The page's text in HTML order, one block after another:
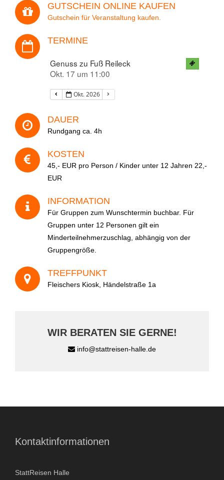
Ihre Nachricht
Wie sind Sie auf uns aufmerksam geworden?
i
:
GUTSCHEIN ONLINE KAUFEN
Gutschein für Veranstaltung kaufen.
TERMINE
Genuss zu Fuß Reileck
Okt. 17 um 11:00
Okt. 2026
DAUER
Rundgang ca. 4h
KOSTEN
45,- EUR pro Person / Kinder unter 12 Jahren 22,-
EUR
INFORMATION
Für Gruppen zum Wunschtermin buchbar. Für
Gruppen unter 12 Personen gilt ein
Minderteilnehmerzuschlag, abhängig von der
Gruppengröße.
TREFFPUNKT
Fleischers Kiosk, Händelstraße 1a
WIR BERATEN SIE GERNE!
info@stattreisen-halle.de
Kontaktinformationen
StattReisen Halle